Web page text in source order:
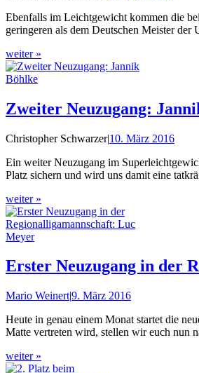
Ebenfalls im Leichtgewicht kommen die
geringeren als dem Deutschen Meister
weiter »
Zweiter Neuzugang:
Christopher Schwarzer|10. März 2016
Ein weiter Neuzugang im
Platz sichern und wird uns damit eine
weiter »
Erster Neuzugang in der
Mario Weinert|9. März 2016
Heute in genau einem Monat startet die
Matte vertreten wird, stellen wir euch nun
weiter »